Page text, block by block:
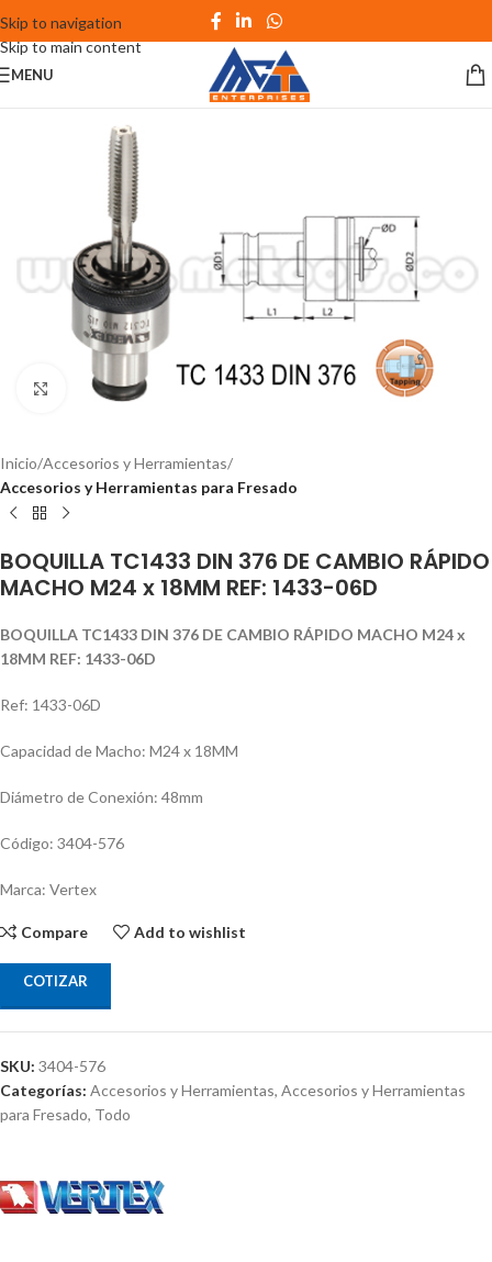
Skip to navigation
Skip to main content
MENU
Click to enlarge
Inicio Accesorios y Herramientas
Accesorios y Herramientas para Fresado
BOQUILLA TC1433 DIN 376 DE CAMBIO RÁPIDO
MACHO M24 x 18MM REF: 1433-06D
BOQUILLA TC1433 DIN 376 DE CAMBIO RÁPIDO MACHO M24 x
18MM REF: 1433-06D
Ref: 1433-06D
Capacidad de Macho: M24 x 18MM
Diámetro de Conexión: 48mm
Código: 3404-576
Marca: Vertex
Compare Add to wishlist
COTIZAR
SKU: 3404-576
Categorías: Accesorios y Herramientas, Accesorios y Herramientas
para Fresado, Todo